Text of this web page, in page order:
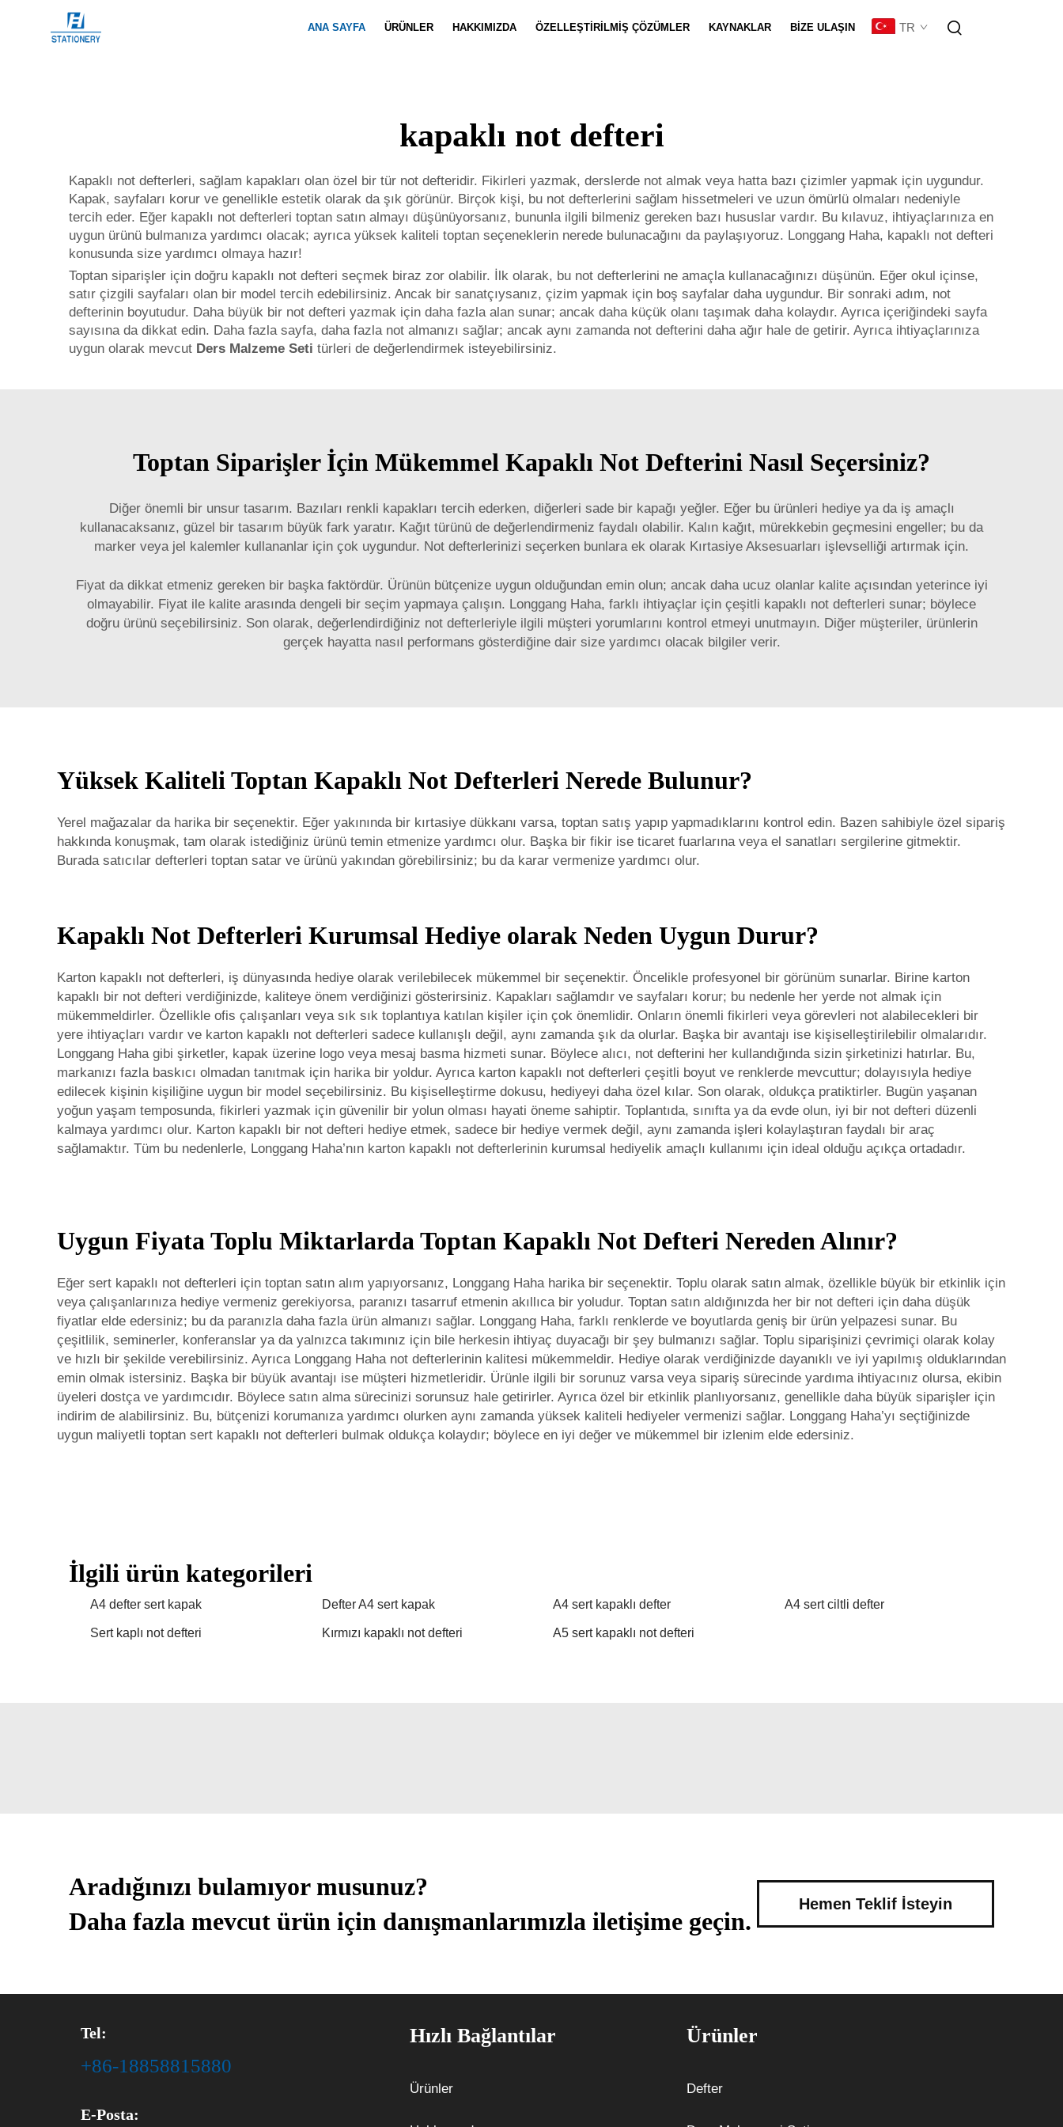
ANA SAYFA ÜRÜNLER HAKKIMIZDA ÖZELLEŞTIRILMIŞ ÇÖZÜMLER KAYNAKLAR BIZE ULAŞIN TR
kapaklı not defteri
Kapaklı not defterleri, sağlam kapakları olan özel bir tür not defteridir. Fikirleri yazmak, derslerde not almak veya hatta bazı çizimler yapmak için uygundur.
Kapak, sayfaları korur ve genellikle estetik olarak da şık görünür. Birçok kişi, bu not defterlerini sağlam hissetmeleri ve uzun ömürlü olmaları nedeniyle
tercih eder. Eğer kapaklı not defterleri toptan satın almayı düşünüyorsanız, bununla ilgili bilmeniz gereken bazı hususlar vardır. Bu kılavuz, ihtiyaçlarınıza en
uygun ürünü bulmanıza yardımcı olacak; ayrıca yüksek kaliteli toptan seçeneklerin nerede bulunacağını da paylaşıyoruz. Longgang Haha, kapaklı not defteri
konusunda size yardımcı olmaya hazır!
Toptan siparişler için doğru kapaklı not defteri seçmek biraz zor olabilir. İlk olarak, bu not defterlerini ne amaçla kullanacağınızı düşünün. Eğer okul içinse,
satır çizgili sayfaları olan bir model tercih edebilirsiniz. Ancak bir sanatçıysanız, çizim yapmak için boş sayfalar daha uygundur. Bir sonraki adım, not
defterinin boyutudur. Daha büyük bir not defteri yazmak için daha fazla alan sunar; ancak daha küçük olanı taşımak daha kolaydır. Ayrıca içeriğindeki sayfa
sayısına da dikkat edin. Daha fazla sayfa, daha fazla not almanızı sağlar; ancak aynı zamanda not defterini daha ağır hale de getirir. Ayrıca ihtiyaçlarınıza
uygun olarak mevcut Ders Malzeme Seti türleri de değerlendirmek isteyebilirsiniz.
Toptan Siparişler İçin Mükemmel Kapaklı Not Defterini Nasıl Seçersiniz?
Diğer önemli bir unsur tasarım. Bazıları renkli kapakları tercih ederken, diğerleri sade bir kapağı yeğler. Eğer bu ürünleri hediye ya da iş amaçlı
kullanacaksanız, güzel bir tasarım büyük fark yaratır. Kağıt türünü de değerlendirmeniz faydalı olabilir. Kalın kağıt, mürekkebin geçmesini engeller; bu da
marker veya jel kalemler kullananlar için çok uygundur. Not defterlerinizi seçerken bunlara ek olarak Kırtasiye Aksesuarları işlevselliği artırmak için.
Fiyat da dikkat etmeniz gereken bir başka faktördür. Ürünün bütçenize uygun olduğundan emin olun; ancak daha ucuz olanlar kalite açısından yeterince iyi
olmayabilir. Fiyat ile kalite arasında dengeli bir seçim yapmaya çalışın. Longgang Haha, farklı ihtiyaçlar için çeşitli kapaklı not defterleri sunar; böylece
doğru ürünü seçebilirsiniz. Son olarak, değerlendirdiğiniz not defterleriyle ilgili müşteri yorumlarını kontrol etmeyi unutmayın. Diğer müşteriler, ürünlerin
gerçek hayatta nasıl performans gösterdiğine dair size yardımcı olacak bilgiler verir.
Yüksek Kaliteli Toptan Kapaklı Not Defterleri Nerede Bulunur?
Yerel mağazalar da harika bir seçenektir. Eğer yakınında bir kırtasiye dükkanı varsa, toptan satış yapıp yapmadıklarını kontrol edin. Bazen sahibiyle özel sipariş
hakkında konuşmak, tam olarak istediğiniz ürünü temin etmenize yardımcı olur. Başka bir fikir ise ticaret fuarlarına veya el sanatları sergilerine gitmektir.
Burada satıcılar defterleri toptan satar ve ürünü yakından görebilirsiniz; bu da karar vermenize yardımcı olur.
Kapaklı Not Defterleri Kurumsal Hediye olarak Neden Uygun Durur?
Karton kapaklı not defterleri, iş dünyasında hediye olarak verilebilecek mükemmel bir seçenektir. Öncelikle profesyonel bir görünüm sunarlar. Birine karton
kapaklı bir not defteri verdiğinizde, kaliteye önem verdiğinizi gösterirsiniz. Kapakları sağlamdır ve sayfaları korur; bu nedenle her yerde not almak için
mükemmeldirler. Özellikle ofis çalışanları veya sık sık toplantıya katılan kişiler için çok önemlidir. Onların önemli fikirleri veya görevleri not alabilecekleri bir
yere ihtiyaçları vardır ve karton kapaklı not defterleri sadece kullanışlı değil, aynı zamanda şık da olurlar. Başka bir avantajı ise kişiselleştirilebilir olmalarıdır.
Longgang Haha gibi şirketler, kapak üzerine logo veya mesaj basma hizmeti sunar. Böylece alıcı, not defterini her kullandığında sizin şirketinizi hatırlar. Bu,
markanızı fazla baskıcı olmadan tanıtmak için harika bir yoldur. Ayrıca karton kapaklı not defterleri çeşitli boyut ve renklerde mevcuttur; dolayısıyla hediye
edilecek kişinin kişiliğine uygun bir model seçebilirsiniz. Bu kişiselleştirme dokusu, hediyeyi daha özel kılar. Son olarak, oldukça pratiktirler. Bugün yaşanan
yoğun yaşam temposunda, fikirleri yazmak için güvenilir bir yolun olması hayati öneme sahiptir. Toplantıda, sınıfta ya da evde olun, iyi bir not defteri düzenli
kalmaya yardımcı olur. Karton kapaklı bir not defteri hediye etmek, sadece bir hediye vermek değil, aynı zamanda işleri kolaylaştıran faydalı bir araç
sağlamaktır. Tüm bu nedenlerle, Longgang Haha’nın karton kapaklı not defterlerinin kurumsal hediyelik amaçlı kullanımı için ideal olduğu açıkça ortadadır.
Uygun Fiyata Toplu Miktarlarda Toptan Kapaklı Not Defteri Nereden Alınır?
Eğer sert kapaklı not defterleri için toptan satın alım yapıyorsanız, Longgang Haha harika bir seçenektir. Toplu olarak satın almak, özellikle büyük bir etkinlik için
veya çalışanlarınıza hediye vermeniz gerekiyorsa, paranızı tasarruf etmenin akıllıca bir yoludur. Toptan satın aldığınızda her bir not defteri için daha düşük
fiyatlar elde edersiniz; bu da paranızla daha fazla ürün almanızı sağlar. Longgang Haha, farklı renklerde ve boyutlarda geniş bir ürün yelpazesi sunar. Bu
çeşitlilik, seminerler, konferanslar ya da yalnızca takımınız için bile herkesin ihtiyaç duyacağı bir şey bulmanızı sağlar. Toplu siparişinizi çevrimiçi olarak kolay
ve hızlı bir şekilde verebilirsiniz. Ayrıca Longgang Haha not defterlerinin kalitesi mükemmeldir. Hediye olarak verdiğinizde dayanıklı ve iyi yapılmış olduklarından
emin olmak istersiniz. Başka bir büyük avantajı ise müşteri hizmetleridir. Ürünle ilgili bir sorunuz varsa veya sipariş sürecinde yardıma ihtiyacınız olursa, ekibin
üyeleri dostça ve yardımcıdır. Böylece satın alma sürecinizi sorunsuz hale getirirler. Ayrıca özel bir etkinlik planlıyorsanız, genellikle daha büyük siparişler için
indirim de alabilirsiniz. Bu, bütçenizi korumanıza yardımcı olurken aynı zamanda yüksek kaliteli hediyeler vermenizi sağlar. Longgang Haha’yı seçtiğinizde
uygun maliyetli toptan sert kapaklı not defterleri bulmak oldukça kolaydır; böylece en iyi değer ve mükemmel bir izlenim elde edersiniz.
İlgili ürün kategorileri
A4 defter sert kapak Defter A4 sert kapak A4 sert kapaklı defter A4 sert ciltli defter
Sert kaplı not defteri Kırmızı kapaklı not defteri A5 sert kapaklı not defteri
Aradığınızı bulamıyor musunuz?
Daha fazla mevcut ürün için danışmanlarımızla iletişime geçin.
Hemen Teklif İsteyin
Tel:
+86-18858815880
E-Posta:
Hızlı Bağlantılar
Ürünler
Ürünler
Defter